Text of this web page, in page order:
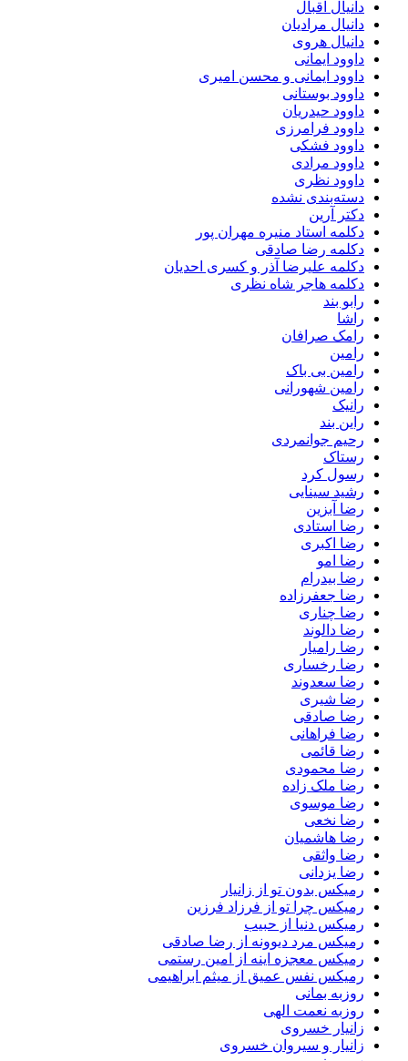
دانیال اقبال
دانیال مرادیان
دانیال هروی
داوود ایمانی
داوود ایمانی و محسن امیری
داوود بوستانی
داوود حیدریان
داوود فرامرزی
داوود فشکی
داوود مرادی
داوود نظری
دسته‌بندی نشده
دکتر آرین
دکلمه استاد منیره مهران پور
دکلمه رضا صادقی
دکلمه علیرضا آذر و کسری احدیان
دکلمه هاجر شاه نظری
رابو بند
راشا
رامک صرافان
رامین
رامین بی باک
رامین شهورانی
رانیک
راین بند
رحیم جوانمردی
رستاک
رسول کرد
رشید سینایی
رضا آبزین
رضا استادی
رضا اکبری
رضا امو
رضا بیدرام
رضا جعفرزاده
رضا چناری
رضا دالوند
رضا رامیار
رضا رخساری
رضا سعدوند
رضا شیری
رضا صادقی
رضا فراهانی
رضا قائمی
رضا محمودی
رضا ملک زاده
رضا موسوی
رضا نخعی
رضا هاشمیان
رضا واثقی
رضا یزدانی
رمیکس بدون تو از زانیار
رمیکس چرا تو از فرزاد فرزین
رمیکس دنیا از حبیب
رمیکس مرد دیوونه از رضا صادقی
رمیکس معجزه اینه از امین رستمی
رمیکس نفس عمیق از میثم ابراهیمی
روزبه بمانی
روزبه نعمت الهی
زانیار خسروی
زانیار و سیروان خسروی